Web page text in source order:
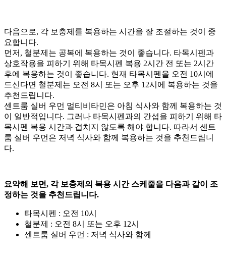
다음으로, 각 보충제를 복용하는 시간을 잘 조절하는 것이 중
요합니다.
먼저, 철분제는 공복에 복용하는 것이 좋습니다. 타목시펜과
상호작용을 피하기 위해 타목시펜 복용 2시간 전 또는 2시간
후에 복용하는 것이 좋습니다. 현재 타목시펜을 오전 10시에
드신다면 철분제는 오전 8시 또는 오후 12시에 복용하는 것을
추천드립니다.
센트룸 실버 우먼 멀티비타민은 아침 식사와 함께 복용하는 것
이 일반적입니다. 그러나 타목시펜과의 간섭을 피하기 위해 타
목시펜 복용 시간과 겹치지 않도록 해야 합니다. 따라서 센트
룸 실버 우먼은 저녁 식사와 함께 복용하는 것을 추천드립니
다.
요약해 보면, 각 보충제의 복용 시간 스케줄을 다음과 같이 조
정하는 것을 추천드립니다.
타목시펜 : 오전 10시
철분제 : 오전 8시 또는 오후 12시
센트룸 실버 우먼 : 저녁 식사와 함께